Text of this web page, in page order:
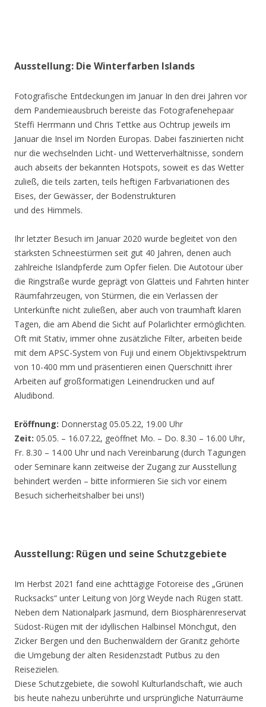
Ausstellung: Die Winterfarben Islands
Fotografische Entdeckungen im Januar In den drei Jahren vor
dem Pandemieausbruch bereiste das Fotografenehepaar
Steffi Herrmann und Chris Tettke aus Ochtrup jeweils im
Januar die Insel im Norden Europas. Dabei faszinierten nicht
nur die wechselnden Licht- und Wetterverhältnisse, sondern
auch abseits der bekannten Hotspots, soweit es das Wetter
zuließ, die teils zarten, teils heftigen Farbvariationen des
Eises, der Gewässer, der Bodenstrukturen
und des Himmels.
Ihr letzter Besuch im Januar 2020 wurde begleitet von den
stärksten Schneestürmen seit gut 40 Jahren, denen auch
zahlreiche Islandpferde zum Opfer fielen. Die Autotour über
die Ringstraße wurde geprägt von Glatteis und Fahrten hinter
Räumfahrzeugen, von Stürmen, die ein Verlassen der
Unterkünfte nicht zuließen, aber auch von traumhaft klaren
Tagen, die am Abend die Sicht auf Polarlichter ermöglichten.
Oft mit Stativ, immer ohne zusätzliche Filter, arbeiten beide
mit dem APSC-System von Fuji und einem Objektivspektrum
von 10-400 mm und präsentieren einen Querschnitt ihrer
Arbeiten auf großformatigen Leinendrucken und auf
Aludibond.
Eröffnung: Donnerstag 05.05.22, 19.00 Uhr
Zeit: 05.05. – 16.07.22, geöffnet Mo. – Do. 8.30 – 16.00 Uhr,
Fr. 8.30 – 14.00 Uhr und nach Vereinbarung (durch Tagungen
oder Seminare kann zeitweise der Zugang zur Ausstellung
behindert werden – bitte informieren Sie sich vor einem
Besuch sicherheitshalber bei uns!)
Ausstellung: Rügen und seine Schutzgebiete
Im Herbst 2021 fand eine achttägige Fotoreise des „Grünen
Rucksacks“ unter Leitung von Jörg Weyde nach Rügen statt.
Neben dem Nationalpark Jasmund, dem Biosphärenreservat
Südost-Rügen mit der idyllischen Halbinsel Mönchgut, den
Zicker Bergen und den Buchenwäldern der Granitz gehörte
die Umgebung der alten Residenzstadt Putbus zu den
Reisezielen.
Diese Schutzgebiete, die sowohl Kulturlandschaft, wie auch
bis heute nahezu unberührte und ursprüngliche Naturräume